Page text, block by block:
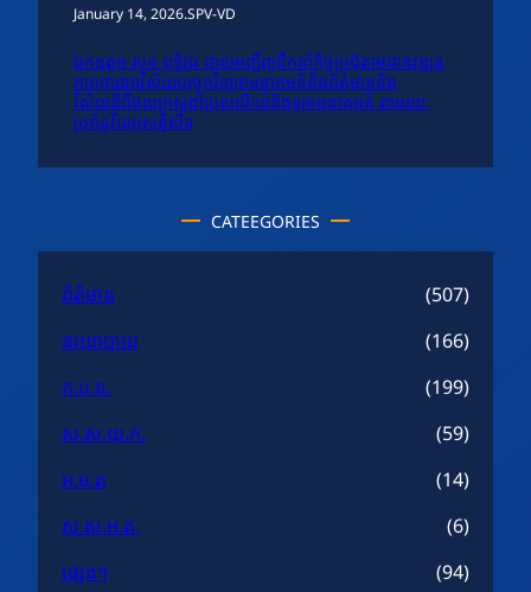
January 14, 2026.SPV-VD
ឯកឧត្តម សុខ ពុទ្ធិវុធ បានអញ្ជើញដឹកនាំកិច្ចប្រជុំតាមដានវឌ្ឍន
ភាពការងារវិស័យបច្ចេកវិទ្យាគមនាគមន៍និងព័ត៌មាននិង
វិស័យឌីជីថលក្រសួងប្រៃសណីយ៍និងទូរគមនាគមន៍ តាមរយៈ
ប្រព័ន្ធវីដេអូសន្និសីទ
CATEEGORIES
ព័ត៌មាន
(507)
នយោបាយ
(166)
ក.ប.ទ.
(199)
ស.ស.យ.ក.
(59)
អ.ម.ត
(14)
ស.ស.អ.ត.
(6)
ផ្សេងៗ
(94)